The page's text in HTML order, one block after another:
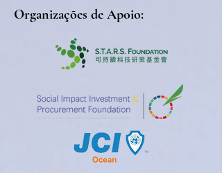
Organizações de Apoio: